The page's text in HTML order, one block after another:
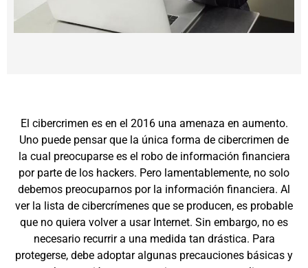
El cibercrimen es en el 2016 una amenaza en aumento.
Uno puede pensar que la única forma de cibercrimen de
la cual preocuparse es el robo de información financiera
por parte de los hackers. Pero lamentablemente, no solo
debemos preocuparnos por la información financiera. Al
ver la lista de cibercrímenes que se producen, es probable
que no quiera volver a usar Internet. Sin embargo, no es
necesario recurrir a una medida tan drástica. Para
protegerse, debe adoptar algunas precauciones básicas y